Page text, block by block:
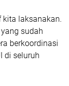
kita laksanakan.
sudah
berkoordinasi
di seluruh